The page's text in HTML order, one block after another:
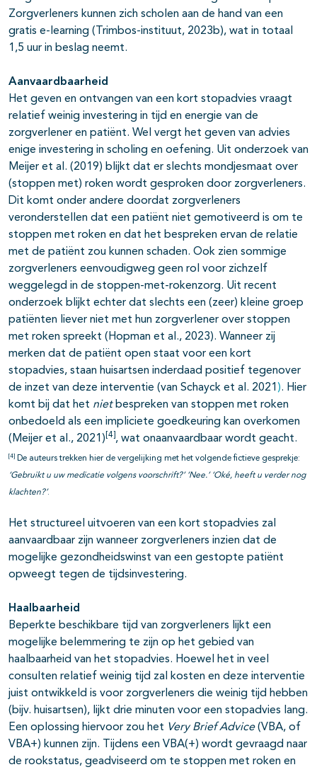
Zorgverleners kunnen zich scholen aan de hand van een
gratis e-learning (Trimbos-instituut, 2023b), wat in totaal
1,5 uur in beslag neemt.
Aanvaardbaarheid
Het geven en ontvangen van een kort stopadvies vraagt
relatief weinig investering in tijd en energie van de
zorgverlener en patiënt. Wel vergt het geven van advies
enige investering in scholing en oefening. Uit onderzoek van
Meijer et al. (2019) blijkt dat er slechts mondjesmaat over
(stoppen met) roken wordt gesproken door zorgverleners.
Dit komt onder andere doordat zorgverleners
veronderstellen dat een patiënt niet gemotiveerd is om te
stoppen met roken en dat het bespreken ervan de relatie
met de patiënt zou kunnen schaden. Ook zien sommige
zorgverleners eenvoudigweg geen rol voor zichzelf
weggelegd in de stoppen-met-rokenzorg. Uit recent
onderzoek blijkt echter dat slechts een (zeer) kleine groep
patiënten liever niet met hun zorgverlener over stoppen
met roken spreekt (Hopman et al., 2023). Wanneer zij
merken dat de patiënt open staat voor een kort
stopadvies, staan huisartsen inderdaad positief tegenover
de inzet van deze interventie (van Schayck et al. 2021 ). Hier
komt bij dat het nietbespreken van stoppen met roken
onbedoeld als een impliciete goedkeuring kan overkomen
(Meijer et al., 2021) [4] , wat onaanvaardbaar wordt geacht.
[4] De auteurs trekken hier de vergelijking met het volgende fictieve gesprekje:
‘Gebruikt u uw medicatie volgens voorschrift?’ ‘Nee.’ ‘Oké, heeft u verder nog
klachten?’.
Het structureel uitvoeren van een kort stopadvies zal
aanvaardbaar zijn wanneer zorgverleners inzien dat de
mogelijke gezondheidswinst van een gestopte patiënt
opweegt tegen de tijdsinvestering.
Haalbaarheid
Beperkte beschikbare tijd van zorgverleners lijkt een
mogelijke belemmering te zijn op het gebied van
haalbaarheid van het stopadvies. Hoewel het in veel
consulten relatief weinig tijd zal kosten en deze interventie
juist ontwikkeld is voor zorgverleners die weinig tijd hebben
(bijv. huisartsen), lijkt drie minuten voor een stopadvies lang.
Een oplossing hiervoor zou het Very Brief Advice(VBA, of
VBA+) kunnen zijn. Tijdens een VBA(+) wordt gevraagd naar
de rookstatus, geadviseerd om te stoppen met roken en